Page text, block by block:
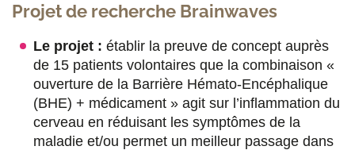
o
k
r
i
n
Projet de recherche Brainwaves
Le projet : établir la preuve de concept auprès
de 15 patients volontaires que la combinaison «
ouverture de la Barrière Hémato-Encéphalique
(BHE) + médicament » agit sur l’inflammation du
cerveau en réduisant les symptômes de la
maladie et/ou permet un meilleur passage dans